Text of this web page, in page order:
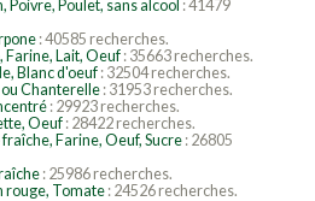
Poivre, Poulet, sans alcool : 41479
: 40585 recherches.
Farine, Lait, Oeuf: 35663 recherches.
Blanc d'oeuf: 32504 recherches.
Chanterelle: 31953 recherches.
: 29923 recherches.
Oeuf: 28422 recherches.
Farine, Oeuf, Sucre: 26805
: 25986 recherches.
rouge, Tomate: 24526 recherches.